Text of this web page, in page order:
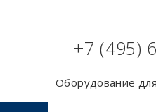
+7 (495)
Оборудование